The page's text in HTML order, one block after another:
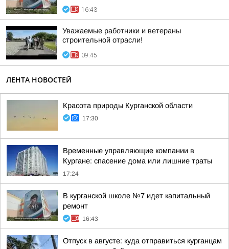
16:43
Уважаемые работники и ветераны
строительной отрасли!
09:45
ЛЕНТА НОВОСТЕЙ
Красота природы Курганской области
17:30
Временные управляющие компании в
Кургане: спасение дома или лишние траты
17:24
В курганской школе №7 идет капитальный
ремонт
16:43
Отпуск в августе: куда отправиться курганцам